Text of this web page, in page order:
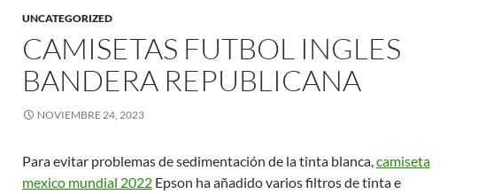
UNCATEGORIZED
CAMISETAS FUTBOL INGLES
BANDERA REPUBLICANA
NOVIEMBRE 24, 2023
Para evitar problemas de sedimentación de la tinta blanca,camiseta
mexico mundial 2022 Epson ha añadido varios filtros de tinta e